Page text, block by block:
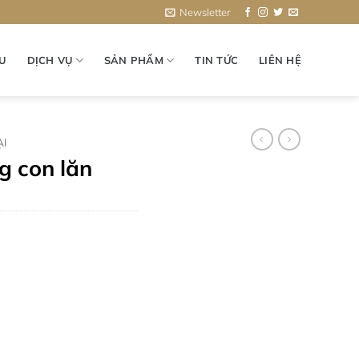
Newsletter
DỊCH VỤ SẢN PHẨM TIN TỨC LIÊN HỆ
con lăn